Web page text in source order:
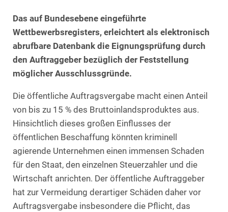
Das auf Bundesebene eingeführte
Wettbewerbsregisters, erleichtert als elektronisch
abrufbare Datenbank die Eignungsprüfung durch
den Auftraggeber bezüglich der Feststellung
möglicher Ausschlussgründe.
Die öffentliche Auftragsvergabe macht einen Anteil
von bis zu 15 % des Bruttoinlandsproduktes aus.
Hinsichtlich dieses großen Einflusses der
öffentlichen Beschaffung könnten kriminell
agierende Unternehmen einen immensen Schaden
für den Staat, den einzelnen Steuerzahler und die
Wirtschaft anrichten. Der öffentliche Auftraggeber
hat zur Vermeidung derartiger Schäden daher vor
Auftragsvergabe insbesondere die Pflicht, das